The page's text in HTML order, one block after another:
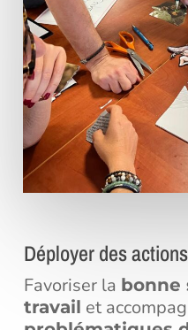
Déployer des
Favoriser la bonne
travail et